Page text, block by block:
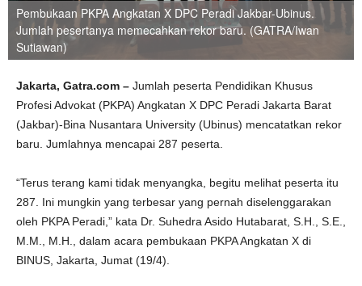
Pembukaan PKPA Angkatan X DPC Peradi Jakbar-Ubinus.
Jumlah pesertanya memecahkan rekor baru. (GATRA/Iwan
Sutiawan)
Jakarta, Gatra.com – Jumlah peserta Pendidikan Khusus
Profesi Advokat (PKPA) Angkatan X DPC Peradi Jakarta Barat
(Jakbar)-Bina Nusantara University (Ubinus) mencatatkan rekor
baru. Jumlahnya mencapai 287 peserta.
“Terus terang kami tidak menyangka, begitu melihat peserta itu
287. Ini mungkin yang terbesar yang pernah diselenggarakan
oleh PKPA Peradi,” kata Dr. Suhedra Asido Hutabarat, S.H., S.E.,
M.M., M.H., dalam acara pembukaan PKPA Angkatan X di
BINUS, Jakarta, Jumat (19/4).